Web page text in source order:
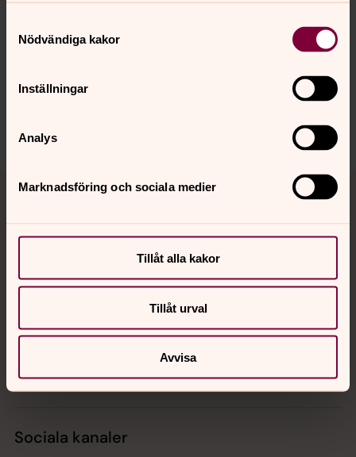
Nödvändiga kakor
Inställningar
Analys
Marknadsföring och sociala medier
Tillåt alla kakor
Tillåt urval
Avvisa
innehåll?
Dela
Hitta snabbt
Sociala kanaler